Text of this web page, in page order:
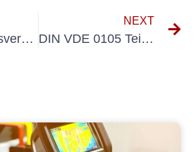
prüfgeräte ortsveränderliche betriebsmittel
NEXT
DIN VDE 0105 Teil 600